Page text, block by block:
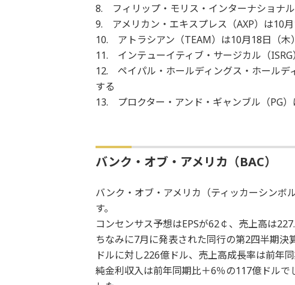
8. フィリップ・モリス・インターナショナ
9. アメリカン・エキスプレス（AXP）は10
10. アトラシアン（TEAM）は10月18日（木
11. インテューイティブ・サージカル（
12. ペイパル・ホールディングス・ホールデ
する
13. プロクター・アンド・ギャンブル（PG
バンク・オブ・アメリカ（BAC）
バンク・オブ・アメリカ（ティッカーシンボ
す。
コンセンサス予想はEPSが62￠、売上高は
ちなみに7月に発表された同行の第2四半期
ドルに対し226億ドル、売上高成長率は前年同
純金利収入は前年同期比＋6％の117億ドル